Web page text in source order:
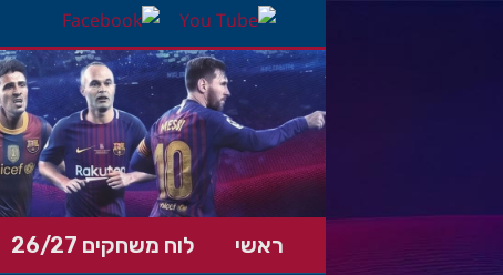
ראשי לוח משחקים 26/27